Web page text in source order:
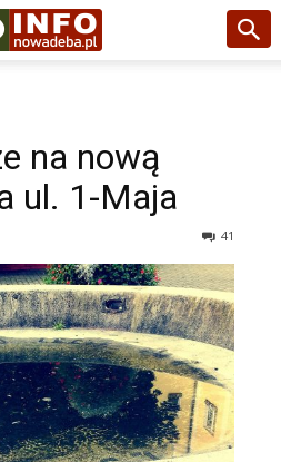
na nową
ul. 1-Maja
41